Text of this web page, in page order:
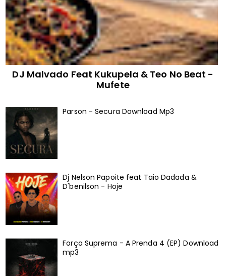
DJ Malvado Feat Kukupela & Teo No Beat -
Mufete
Parson - Secura Download Mp3
Dj Nelson Papoite feat Taio Dadada &
D'benilson - Hoje
Força Suprema - A Prenda 4 (EP) Download
mp3